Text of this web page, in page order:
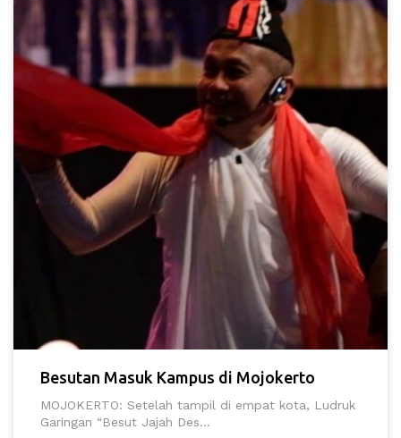
Besutan Masuk Kampus di Mojokerto
MOJOKERTO: Setelah tampil di empat kota, Ludruk
Garingan “Besut Jajah Des...